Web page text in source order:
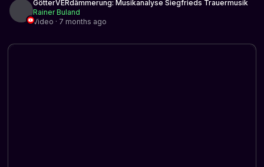
GötterVERdämmerung: Musikanalyse Siegfrieds Trauermusik
Rainer Buland
Video · 7 months ago